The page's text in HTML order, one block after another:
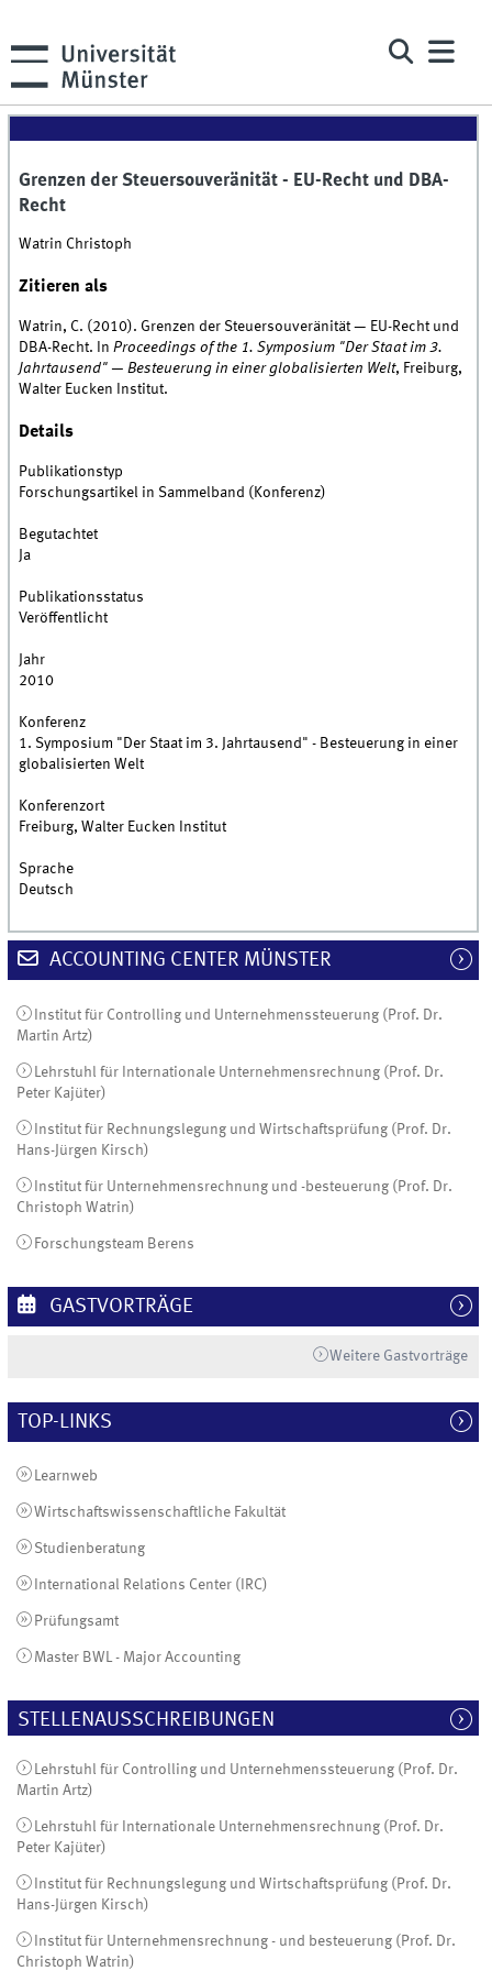
Grenzen der Steuersouveränität - EU-Recht und DBA-
Recht
Watrin Christoph
Zitieren als
Watrin, C. (2010). Grenzen der Steuersouveränität — EU-Recht und
DBA-Recht. InProceedings of the 1. Symposium "Der Staat im 3.
Jahrtausend" — Besteuerung in einer globalisierten Welt, Freiburg,
Walter Eucken Institut.
Details
Publikationstyp
Forschungsartikel in Sammelband (Konferenz)
Begutachtet
Ja
Publikationsstatus
Veröffentlicht
Jahr
2010
Konferenz
1. Symposium "Der Staat im 3. Jahrtausend" - Besteuerung in einer
globalisierten Welt
Konferenzort
Freiburg, Walter Eucken Institut
Sprache
Deutsch
ACCOUNTING CENTER MÜNSTER
Institut für Controlling und Unternehmenssteuerung (Prof. Dr.
Martin Artz)
Lehrstuhl für Internationale Unternehmensrechnung (Prof. Dr.
Peter Kajüter)
Institut für Rechnungslegung und Wirtschaftsprüfung (Prof. Dr.
Hans-Jürgen Kirsch)
Institut für Unternehmensrechnung und -besteuerung (Prof. Dr.
Christoph Watrin)
Forschungsteam Berens
GASTVORTRÄGE
Weitere Gastvorträge
TOP-LINKS
Learnweb
Wirtschaftswissenschaftliche Fakultät
Studienberatung
International Relations Center (IRC)
Prüfungsamt
Master BWL - Major Accounting
STELLENAUSSCHREIBUNGEN
Lehrstuhl für Controlling und Unternehmenssteuerung (Prof. Dr.
Martin Artz)
Lehrstuhl für Internationale Unternehmensrechnung (Prof. Dr.
Peter Kajüter)
Institut für Rechnungslegung und Wirtschaftsprüfung (Prof. Dr.
Hans-Jürgen Kirsch)
Institut für Unternehmensrechnung - und besteuerung (Prof. Dr.
Christoph Watrin)